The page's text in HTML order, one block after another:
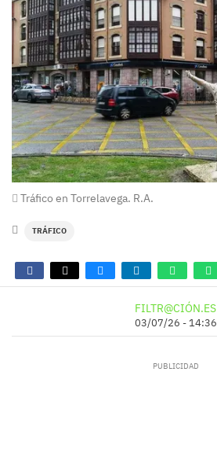
Tráfico en Torrelavega. R.A.
TRÁFICO
FILTR@CIÓN.ES
03/07/26 - 14:36